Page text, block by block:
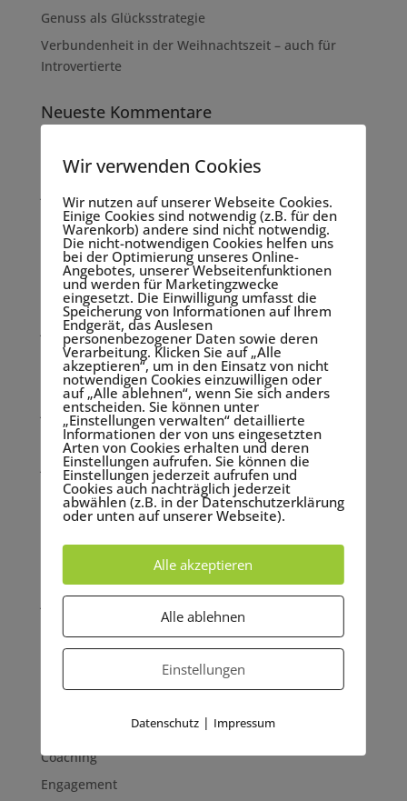
Genuss als Glücksstrategie
Verbundenheit in der Weihnachtszeit – auch für
Introvertierte
Neueste Kommentare
Archiv
Oktober 2024
April 2024
März 2024
Dezember 2023
Juni 2023
Mai 2023
Februar 2023
Januar 2023
September 2022
Juni 2022
Mai 2022
März 2022
November 2021
Juni 2021
Coaching
Engagement
Wir verwenden Cookies
Wir nutzen auf unserer Webseite Cookies.
Einige Cookies sind notwendig (z.B. für den
Warenkorb) andere sind nicht notwendig.
Die nicht-notwendigen Cookies helfen uns
bei der Optimierung unseres Online-
Angebotes, unserer Webseitenfunktionen
und werden für Marketingzwecke
eingesetzt. Die Einwilligung umfasst die
Speicherung von Informationen auf Ihrem
Endgerät, das Auslesen
personenbezogener Daten sowie deren
Verarbeitung. Klicken Sie auf „Alle
akzeptieren“, um in den Einsatz von nicht
notwendigen Cookies einzuwilligen oder
auf „Alle ablehnen“, wenn Sie sich anders
entscheiden. Sie können unter
„Einstellungen verwalten“ detaillierte
Informationen der von uns eingesetzten
Arten von Cookies erhalten und deren
Einstellungen aufrufen. Sie können die
Einstellungen jederzeit aufrufen und
Cookies auch nachträglich jederzeit
abwählen (z.B. in der Datenschutzerklärung
oder unten auf unserer Webseite).
Alle akzeptieren
Alle ablehnen
Einstellungen
Datenschutz | Impressum